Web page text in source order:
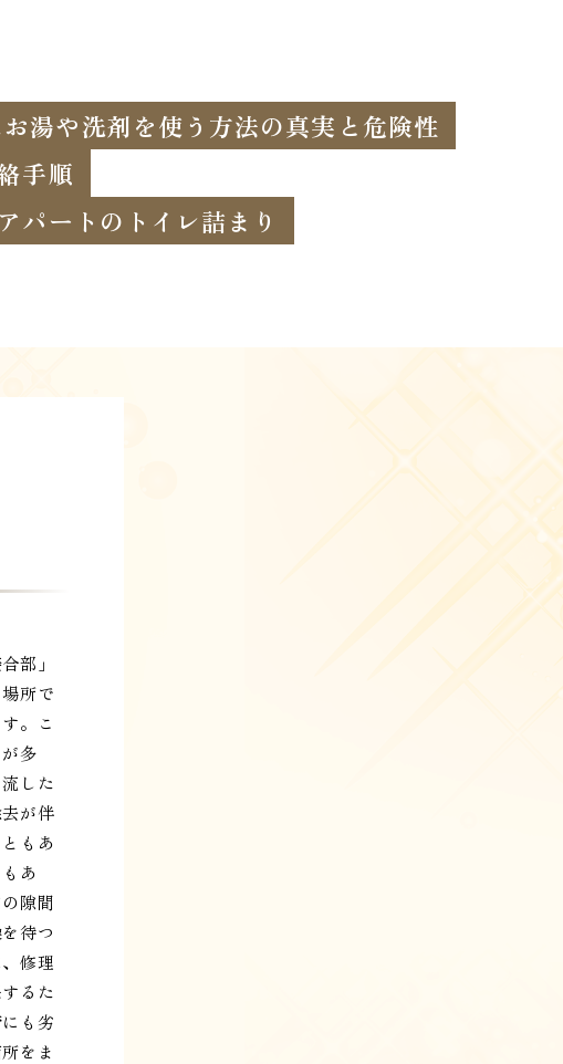
お湯や洗剤を使う方法の真実と危険性
手順
パートのトイレ詰まり
部」
所で
。こ
多
した
が伴
もあ
あ
隙間
待つ
修理
るた
も劣
をま